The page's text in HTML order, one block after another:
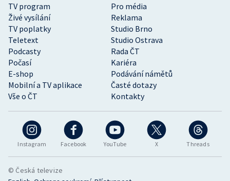
Instagram Facebook YouTube X Threads
TV program
Pro média
Živé vysílání
Reklama
TV poplatky
Studio Brno
Teletext
Studio Ostrava
Podcasty
Rada ČT
Počasí
Kariéra
E-shop
Podávání námětů
Mobilní a TV aplikace
Časté dotazy
Vše o ČT
Kontakty
© Česká televize